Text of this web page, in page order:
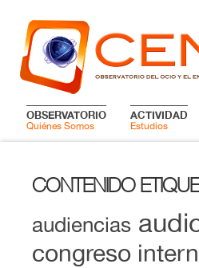
OBSERVATORIO
Quiénes Somos
ACTIVIDAD
Estudios
CONTENIDO
audiencias
congreso